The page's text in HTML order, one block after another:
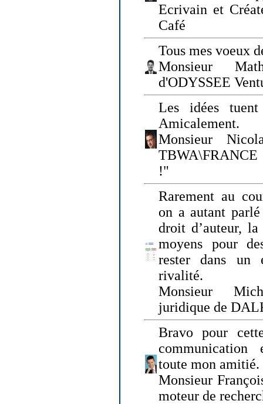
Ecrivain et
Café
Tous mes voeux
Monsieur
d'ODYSSEE
Les idées
Amicalement.
Monsieur
TBWA\FRANCE
!"
Rarement au
on a autant
droit d’auteur,
moyens pour
rester dans un
rivalité.
Monsieur
juridique de
Bravo pour
communication
toute mon amitié.
Monsieur
moteur de